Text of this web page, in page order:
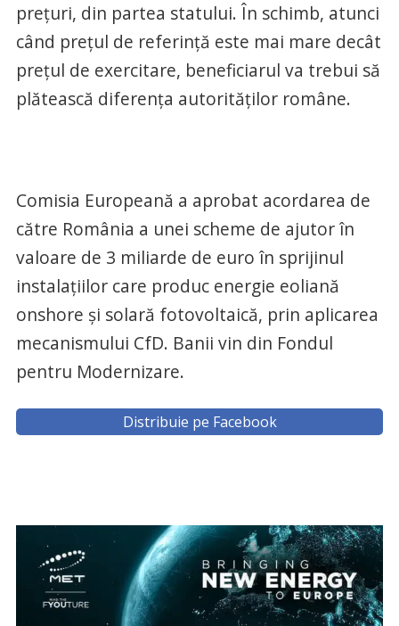
preţuri, din partea statului. În schimb, atunci
când preţul de referinţă este mai mare decât
preţul de exercitare, beneficiarul va trebui să
plătească diferenţa autorităţilor române.
Comisia Europeană a aprobat acordarea de
către România a unei scheme de ajutor în
valoare de 3 miliarde de euro în sprijinul
instalaţiilor care produc energie eoliană
onshore şi solară fotovoltaică, prin aplicarea
mecanismului CfD. Banii vin din Fondul
pentru Modernizare.
Distribuie pe Facebook